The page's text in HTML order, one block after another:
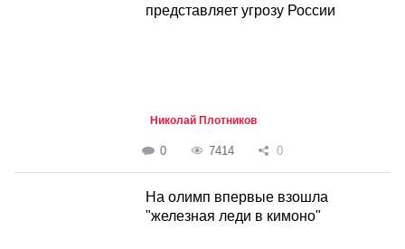
представляет угрозу России
Николай Плотников
0 7414 0
На олимп впервые взошла
"железная леди в кимоно"